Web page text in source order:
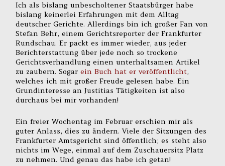
Ich als bislang unbescholtener Staatsbürger habe
bislang keinerlei Erfahrungen mit dem Alltag
deutscher Gerichte. Allerdings bin ich großer Fan von
Stefan Behr, einem Gerichtsreporter der Frankfurter
Rundschau. Er packt es immer wieder, aus jeder
Berichterstattung über jede noch so trockene
Gerichtsverhandlung einen unterhaltsamen Artikel
zu zaubern. Sogarein Buch hat er veröffentlicht,
welches ich mit großer Freude gelesen habe. Ein
Grundinteresse an Justitias Tätigkeiten ist also
durchaus bei mir vorhanden!
Ein freier Wochentag im Februar erschien mir als
guter Anlass, dies zu ändern. Viele der Sitzungen des
Frankfurter Amtsgericht sind öffentlich; es steht also
nichts im Wege, einmal auf dem Zuschauersitz Platz
zu nehmen. Und genau das habe ich getan!